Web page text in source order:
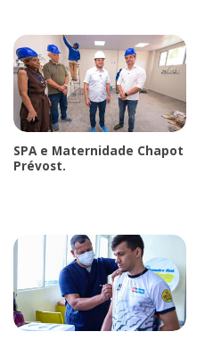
SPA e Maternidade Chapot
Prévost.